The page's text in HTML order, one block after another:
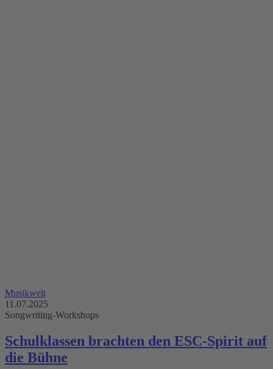
Musikwelt
11.07.2025
Songwriting-Workshops
Schulklassen brachten den ESC-Spirit auf
die Bühne